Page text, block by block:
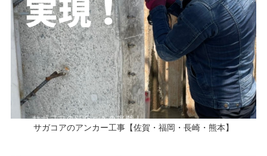
サガコアのアンカー工事【佐賀・福岡・長崎・熊本】